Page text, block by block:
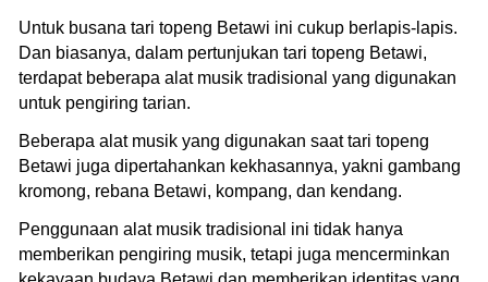
Untuk busana tari topeng Betawi ini cukup berlapis-lapis.
Dan biasanya, dalam pertunjukan tari topeng Betawi,
terdapat beberapa alat musik tradisional yang digunakan
untuk pengiring tarian.
Beberapa alat musik yang digunakan saat tari topeng
Betawi juga dipertahankan kekhasannya, yakni gambang
kromong, rebana Betawi, kompang, dan kendang.
Penggunaan alat musik tradisional ini tidak hanya
memberikan pengiring musik, tetapi juga mencerminkan